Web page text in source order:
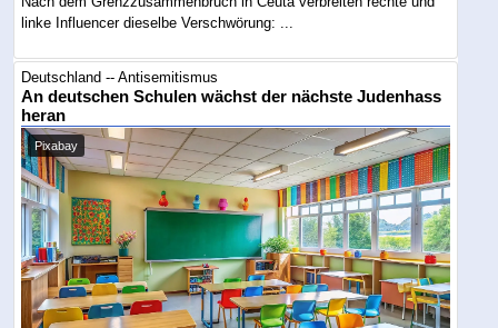
linke Influencer dieselbe Verschwörung: ...
Deutschland -- Antisemitismus
An deutschen Schulen wächst der nächste Judenhass
heran
Pixabay